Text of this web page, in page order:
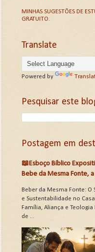
MINHAS SUGESTÕES DE
GRATUITO.
Translate
Powered by
Pesquisar este
Postagem em
📖Esboço Bíblico
Bebe da Mesma Fonte,
Beber da Mesma Fonte: O
e Sustentabilidade no
Família, Aliança e
de ...